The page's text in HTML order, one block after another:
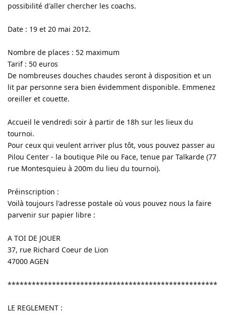
possibilité d'aller chercher les coachs.
Date : 19 et 20 mai 2012.
Nombre de places : 52 maximum
Tarif : 50 euros
De nombreuses douches chaudes seront à disposition et un
lit par personne sera bien évidemment disponible. Emmenez
oreiller et couette.
Accueil le vendredi soir à partir de 18h sur les lieux du
tournoi.
Pour ceux qui veulent arriver plus tôt, vous pouvez passer au
Pilou Center - la boutique Pile ou Face, tenue par Talkarde (77
rue Montesquieu à 200m du lieu du tournoi).
Préinscription :
Voilà toujours l'adresse postale où vous pouvez nous la faire
parvenir sur papier libre :
A TOI DE JOUER
37, rue Richard Coeur de Lion
47000 AGEN
****************************************************
LE REGLEMENT :